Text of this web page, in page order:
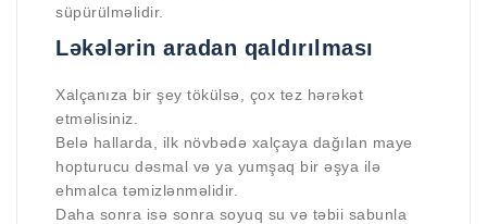
süpürülməlidir.
Ləkələrin aradan qaldırılması
Xalçanıza bir şey tökülsə, çox tez hərəkət
etməlisiniz.
Belə hallarda, ilk növbədə xalçaya dağılan maye
hopturucu dəsmal və ya yumşaq bir əşya ilə
ehmalca təmizlənməlidir.
Daha sonra isə sonra soyuq su və təbii sabunla